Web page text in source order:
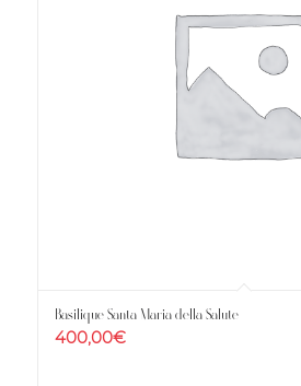
Basilique Santa Maria della Salute
400,00€